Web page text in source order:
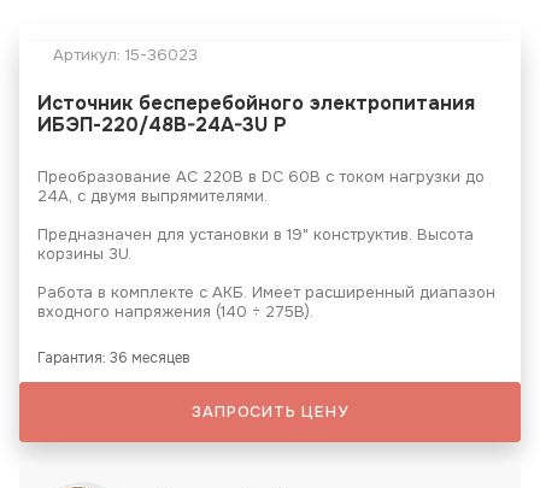
Артикул: 15-36023
Источник бесперебойного электропитания
ИБЭП-220/48B-24A-3U Р
Преобразование АС 220В в DC 60В с током нагрузки до
24А, с двумя выпрямителями.
Предназначен для установки в 19" конструктив. Высота
корзины 3U.
Работа в комплекте с АКБ. Имеет расширенный диапазон
входного напряжения (140 ÷ 275В).
Гарантия: 36 месяцев
ЗАПРОСИТЬ ЦЕНУ